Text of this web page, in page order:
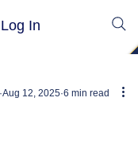
Log In
Aug 12, 2025 6 min read